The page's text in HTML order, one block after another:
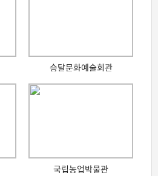
승달문화예술회관
국립농업박물관